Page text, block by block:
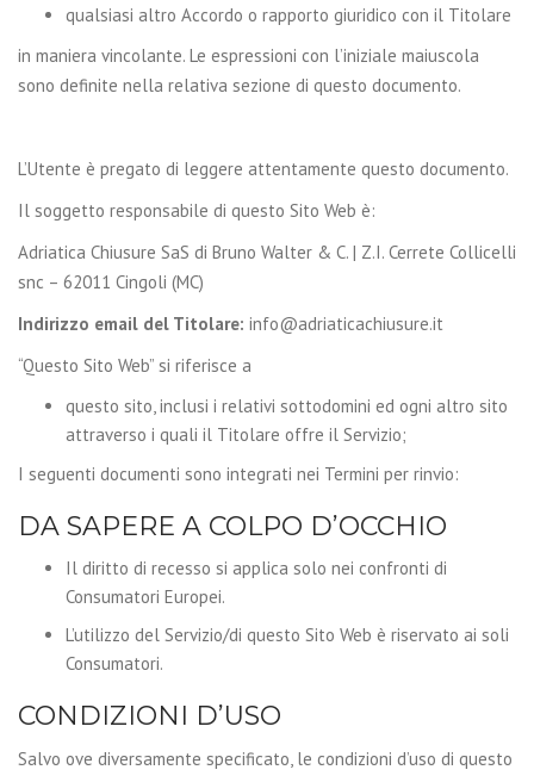
qualsiasi altro Accordo o rapporto giuridico con il Titolare
in maniera vincolante. Le espressioni con l’iniziale maiuscola
sono definite nella relativa sezione di questo documento.
L’Utente è pregato di leggere attentamente questo documento.
Il soggetto responsabile di questo Sito Web è:
Adriatica Chiusure SaS di Bruno Walter & C. | Z.I. Cerrete Collicelli
snc – 62011 Cingoli (MC)
Indirizzo email del Titolare: info@adriaticachiusure.it
“Questo Sito Web” si riferisce a
questo sito, inclusi i relativi sottodomini ed ogni altro sito
attraverso i quali il Titolare offre il Servizio;
I seguenti documenti sono integrati nei Termini per rinvio:
DA SAPERE A COLPO D’OCCHIO
Il diritto di recesso si applica solo nei confronti di
Consumatori Europei.
L’utilizzo del Servizio/di questo Sito Web è riservato ai soli
Consumatori.
CONDIZIONI D’USO
Salvo ove diversamente specificato, le condizioni d’uso di questo